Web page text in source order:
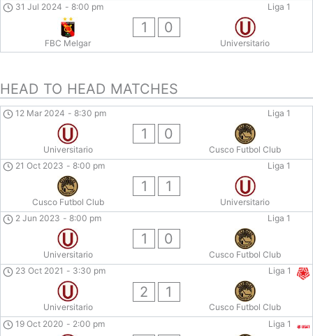
Liga 1
31 Jul 2024 - 8:00 pm
FBC Melgar
1 0
Universitario
HEAD TO HEAD MATCHES
Liga 1
12 Mar 2024 - 8:30 pm
Universitario
1 0
Cusco Futbol Club
Liga 1
21 Oct 2023 - 8:00 pm
Cusco Futbol Club
1 1
Universitario
Liga 1
2 Jun 2023 - 8:00 pm
Universitario
1 0
Cusco Futbol Club
Liga 1
23 Oct 2021 - 3:30 pm
Universitario
2 1
Cusco Futbol Club
Liga 1
19 Oct 2020 - 2:00 pm